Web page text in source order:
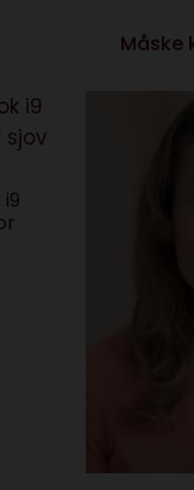
Måske